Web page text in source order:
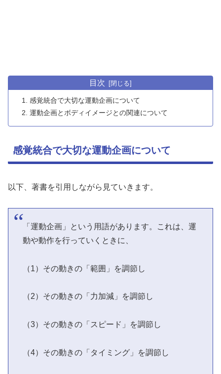
目次
感覚統合で大切な運動企画について
運動企画とボディイメージとの関連について
感覚統合で大切な運動企画について
以下、著書を引用しながら見ていきます。
「運動企画」という用語があります。これは、運
動や動作を行っていくときに、
（1）その動きの「範囲」を調節し
（2）その動きの「力加減」を調節し
（3）その動きの「スピード」を調節し
（4）その動きの「タイミング」を調節し